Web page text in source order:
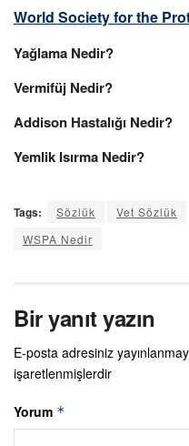
World Society for the
Yağlama Nedir?
Vermifüj Nedir?
Addison Hastalığı Nedir?
Yemlik Isırma Nedir?
Tags: Sözlük Vet Sözlük
WSPA Nedir
Bir yanıt yazın
E-posta adresiniz
işaretlenmişlerdir
Yorum *